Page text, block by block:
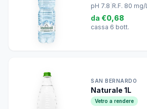
pH 7.8 R.F. 80 mg/L
da €0,68
cassa 6 bott.
SAN BERNARDO
Naturale 1L
Vetro a rendere